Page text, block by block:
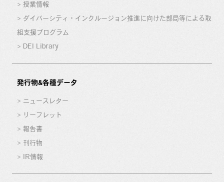
授業情報
ダイバーシティ・インクルージョン推進に向けた部局等による取
組支援プログラム
DEI Library
発行物&各種データ
ニュースレター
リーフレット
報告書
刊行物
IR情報